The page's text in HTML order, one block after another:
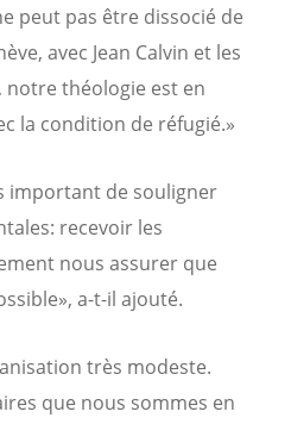
peut pas être dissocié de
avec Jean Calvin et les
notre théologie est en
la condition de réfugié.»
important de souligner
recevoir les
nous assurer que
a-t-il ajouté.
très modeste.
que nous sommes en